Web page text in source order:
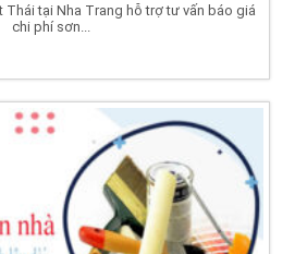
Thái tại Nha Trang hỗ trợ tư vấn báo giá
chi phí sơn...